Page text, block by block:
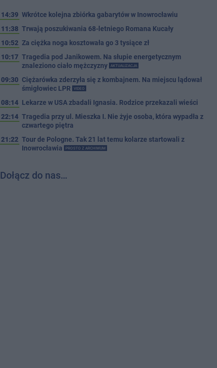
14:39 Wkrótce kolejna zbiórka gabarytów w Inowrocławiu
11:38 Trwają poszukiwania 68-letniego Romana Kucały
10:52 Za ciężka noga kosztowała go 3 tysiące zł
10:17 Tragedia pod Janikowem. Na słupie energetycznym
znaleziono ciało mężczyzny
AKTUALIZACJA
09:30 Ciężarówka zderzyła się z kombajnem. Na miejscu lądował
śmigłowiec LPR
VIDEO
08:14 Lekarze w USA zbadali Ignasia. Rodzice przekazali wieści
22:14 Tragedia przy ul. Mieszka I. Nie żyje osoba, która wypadła z
czwartego piętra
21:22 Tour de Pologne. Tak 21 lat temu kolarze startowali z
Inowrocławia
PROSTO Z ARCHIWUM
Dołącz do nas…